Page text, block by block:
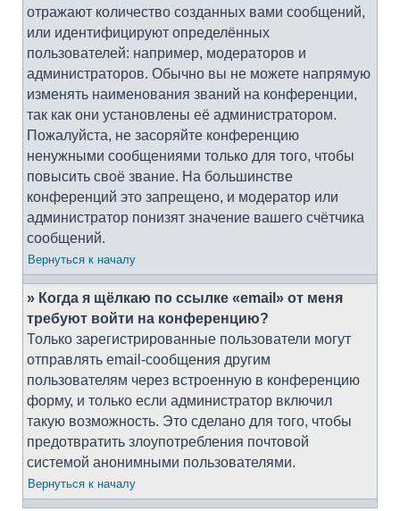
отражают количество созданных вами сообщений,
или идентифицируют определённых
пользователей: например, модераторов и
администраторов. Обычно вы не можете напрямую
изменять наименования званий на конференции,
так как они установлены её администратором.
Пожалуйста, не засоряйте конференцию
ненужными сообщениями только для того, чтобы
повысить своё звание. На большинстве
конференций это запрещено, и модератор или
администратор понизят значение вашего счётчика
сообщений.
Вернуться к началу
» Когда я щёлкаю по ссылке «email» от меня
требуют войти на конференцию?
Только зарегистрированные пользователи могут
отправлять email-сообщения другим
пользователям через встроенную в конференцию
форму, и только если администратор включил
такую возможность. Это сделано для того, чтобы
предотвратить злоупотребления почтовой
системой анонимными пользователями.
Вернуться к началу